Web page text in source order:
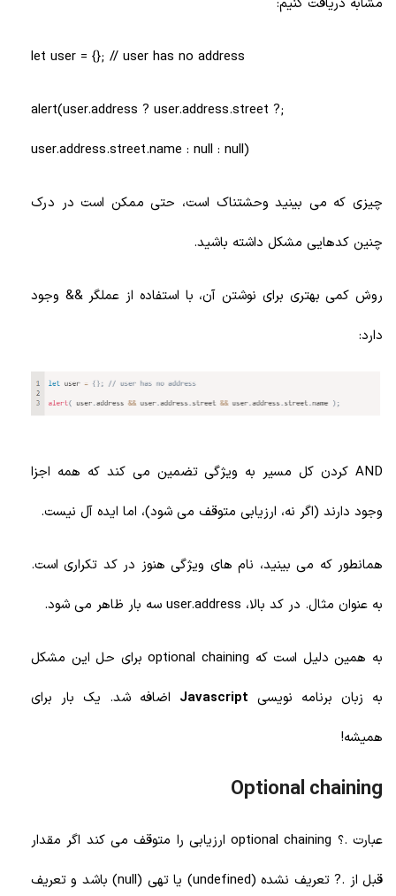
مشابه دریافت کنیم:
let user = {}; // user has no address
;alert(user.address ? user.address.street ?
user.address.street.name : null : null)
چیزی که می بینید وحشتناک است، حتی ممکن است در درک
چنین کدهایی مشکل داشته باشید.
روش کمی بهتری برای نوشتن آن، با استفاده از عملگر && وجود
دارد:
AND کردن کل مسیر به ویژگی تضمین می کند که همه اجزا
وجود دارند (اگر نه، ارزیابی متوقف می شود)، اما ایده آل نیست.
همانطور که می بینید، نام های ویژگی هنوز در کد تکراری است.
به عنوان مثال. در کد بالا، user.address سه بار ظاهر می شود.
به همین دلیل است که optional chaining برای حل این مشکل
به زبان برنامه نویسی Javascript اضافه شد. یک بار برای
همیشه!
Optional chaining
عبارت .؟ optional chaining ارزیابی را متوقف می کند اگر مقدار
قبل از .? تعریف نشده (undefined) یا تهی (null) باشد و تعریف